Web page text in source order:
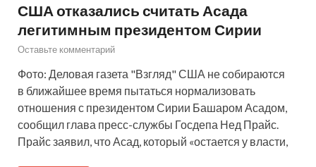
США отказались считать Асада
легитимным президентом Сирии
Оставьте комментарий
Фото: Деловая газета "Взгляд" США не собираются
в ближайшее время пытаться нормализовать
отношения с президентом Сирии Башаром Асадом,
сообщил глава пресс-службы Госдепа Нед Прайс.
Прайс заявил, что Асад, который «остается у власти,